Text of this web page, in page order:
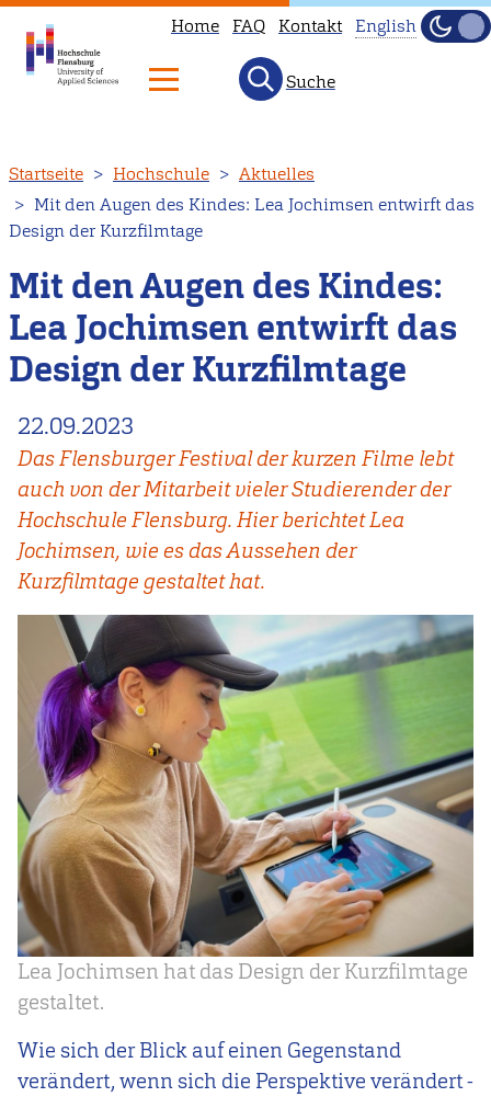
zum
Inhalt
Home FAQ Kontakt
available
English.
Head
to
our
English
page
instead.
English
Hell
Suche
Startseite Hochschule
Aktuelles
Mit den Augen des Kindes: Lea Jochimsen entwirft das
Design der Kurzfilmtage
Mit den Augen des Kindes:
Lea Jochimsen entwirft das
Design der Kurzfilmtage
22.09.2023
Das Flensburger Festival der kurzen Filme lebt
auch von der Mitarbeit vieler Studierender der
Hochschule Flensburg. Hier berichtet Lea
Jochimsen, wie es das Aussehen der
Kurzfilmtage gestaltet hat.
Lea Jochimsen hat das Design der Kurzfilmtage
gestaltet.
Wie sich der Blick auf einen Gegenstand
verändert, wenn sich die Perspektive verändert -